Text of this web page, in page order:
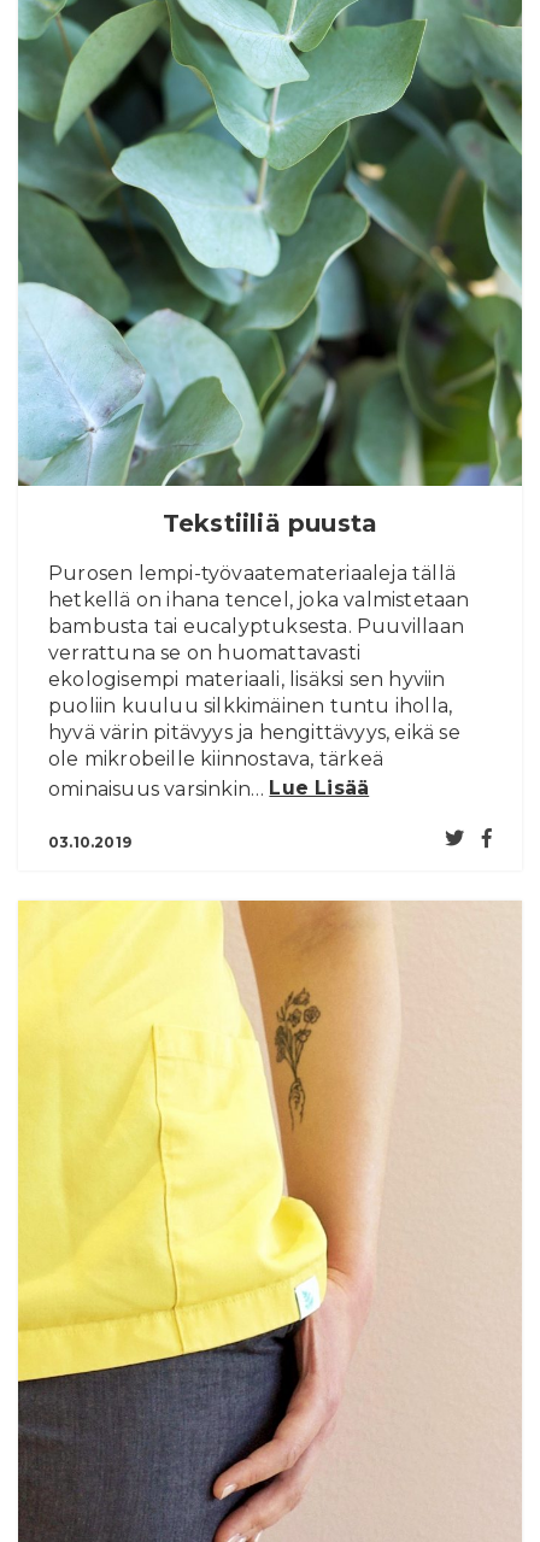
Tekstiiliä puusta
Purosen lempi-työvaatemateriaaleja tällä
hetkellä on ihana tencel, joka valmistetaan
bambusta tai eucalyptuksesta. Puuvillaan
verrattuna se on huomattavasti
ekologisempi materiaali, lisäksi sen hyviin
puoliin kuuluu silkkimäinen tuntu iholla,
hyvä värin pitävyys ja hengittävyys, eikä se
ole mikrobeille kiinnostava, tärkeä
ominaisuus varsinkin… Lue Lisää
03.10.2019